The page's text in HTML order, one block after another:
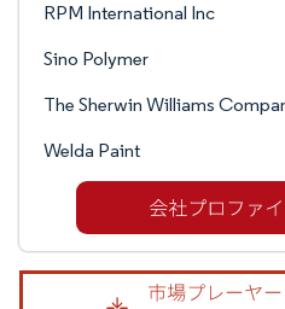
RPM International Inc
Sino Polymer
The Sherwin Williams
Welda Paint